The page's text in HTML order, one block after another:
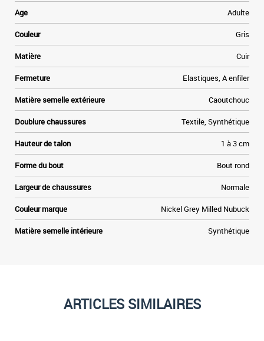
Age Adulte
Couleur Gris
Matière Cuir
Fermeture Elastiques, A enfiler
Matière semelle extérieure Caoutchouc
Doublure chaussures Textile, Synthétique
Hauteur de talon 1 à 3 cm
Forme du bout Bout rond
Largeur de chaussures Normale
Couleur marque Nickel Grey Milled Nubuck
Matière semelle intérieure Synthétique
ARTICLES SIMILAIRES